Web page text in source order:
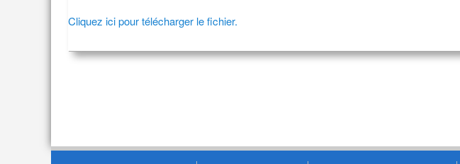
Cliquez ici pour télécharger le fichier.